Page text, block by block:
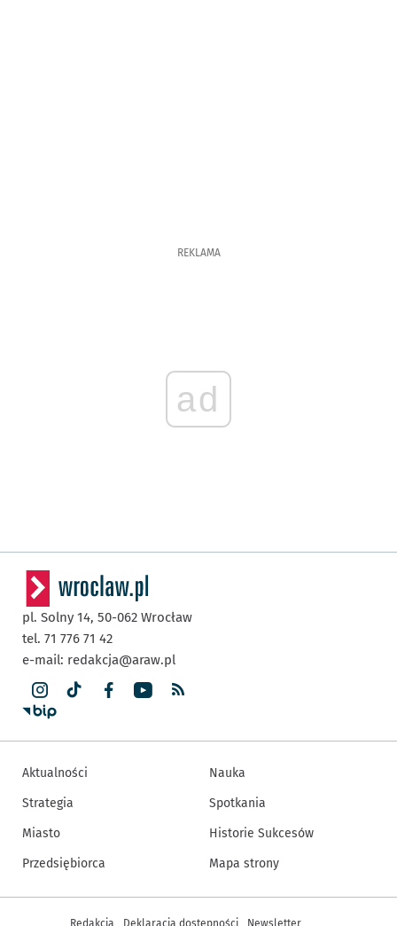
REKLAMA
ad
pl. Solny 14, 50-062 Wrocław
tel. 71 776 71 42
e-mail: redakcja@araw.pl
Aktualności
Strategia
Miasto
Przedsiębiorca
Nauka
Spotkania
Historie Sukcesów
Mapa strony
Inne informacje